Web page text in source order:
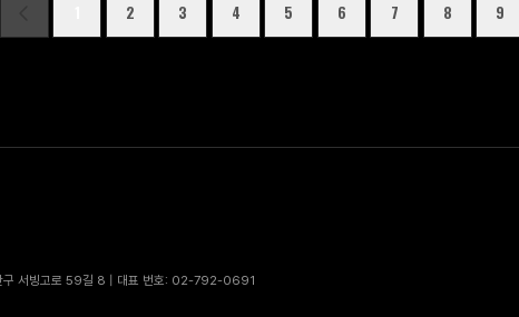
2 3 4 5 6 7 8 9
구 서빙고로 59길 8 | 대표 번호: 02-792-0691